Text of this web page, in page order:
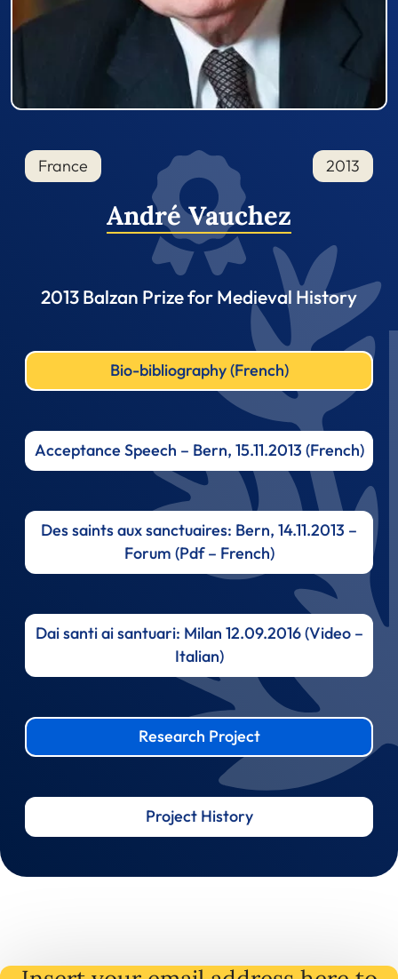
France 2013
André Vauchez
2013 Balzan Prize for Medieval History
Bio-bibliography (French)
Acceptance Speech – Bern, 15.11.2013 (French)
Des saints aux sanctuaires: Bern, 14.11.2013 –
Forum (Pdf – French)
Dai santi ai santuari: Milan 12.09.2016 (Video –
Italian)
Research Project
Project History